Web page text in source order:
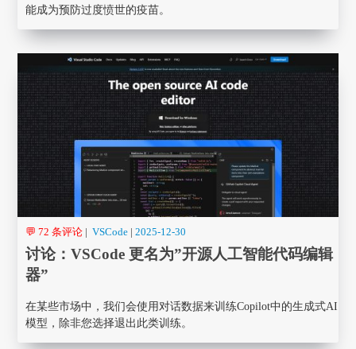
能成为预防过度愤世的疫苗。
💬 72 条评论 | VSCode |2025-12-30
讨论：VSCode 更名为”开源人工智能代码编辑
器”
在某些市场中，我们会使用对话数据来训练Copilot中的生成式AI
模型，除非您选择退出此类训练。